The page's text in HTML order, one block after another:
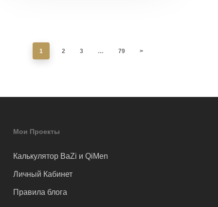
1 2 3 … 79 >
Мои Проекты
Калькулятор BaZi и QiMen
Личный Кабинет
Правила блога